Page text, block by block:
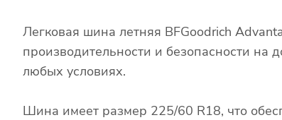
Легковая шина летняя BFGoodrich
производительности и безопасности
любых условиях.
Шина имеет размер 225/60 R18, что